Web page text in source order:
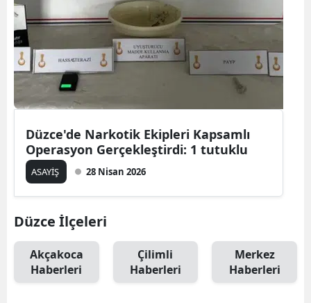
Düzce'de Narkotik Ekipleri Kapsamlı
Operasyon Gerçekleştirdi: 1 tutuklu
ASAYİŞ 28 Nisan 2026
Düzce İlçeleri
Akçakoca
Haberleri
Çilimli
Haberleri
Merkez
Haberleri